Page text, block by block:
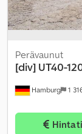
Hamburg 1
Perävaunut
[div] UT40-